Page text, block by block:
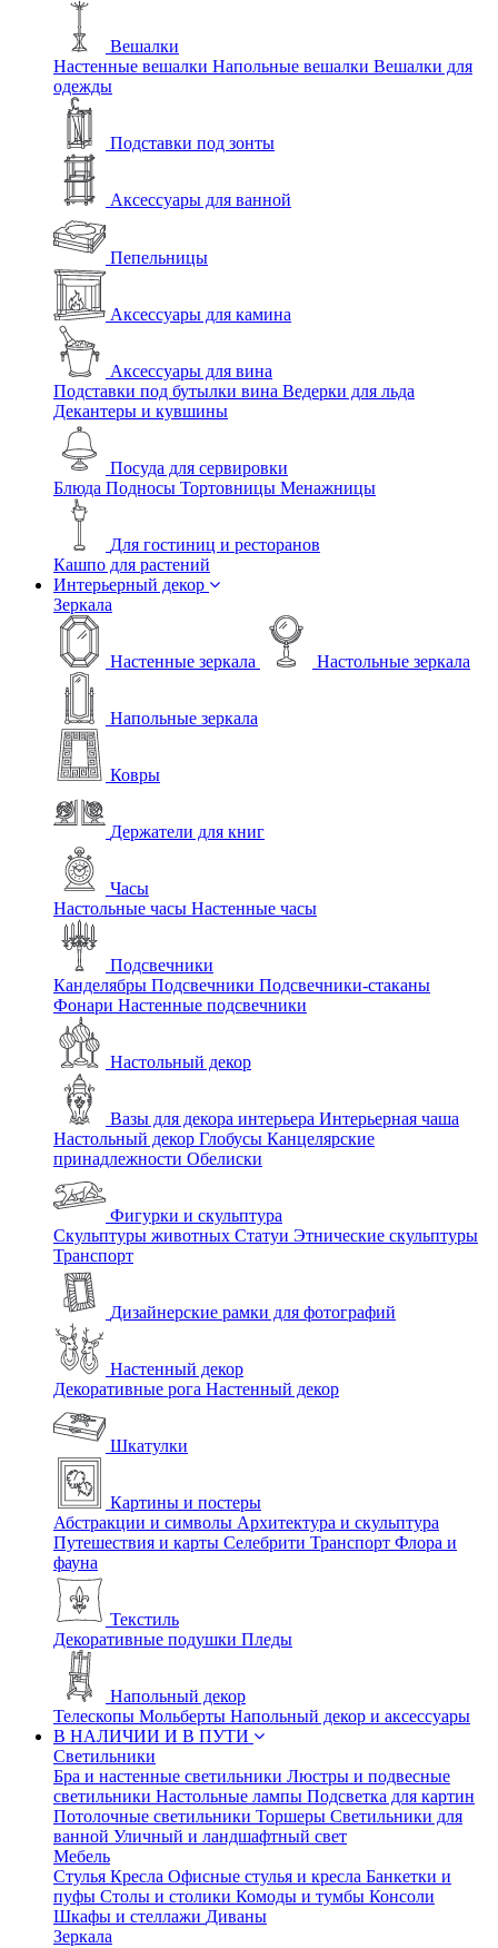
Вешалки
Настенные вешалки Напольные вешалки Вешалки для
одежды
Подставки под зонты
Аксессуары для ванной
Пепельницы
Аксессуары для камина
Аксессуары для вина
Подставки под бутылки вина Ведерки для льда
Декантеры и кувшины
Посуда для сервировки
Блюда Подносы Тортовницы Менажницы
Для гостиниц и ресторанов
Кашпо для растений
Интерьерный декор
Зеркала
Настенные зеркала Настольные зеркала
Напольные зеркала
Ковры
Держатели для книг
Часы
Настольные часы Настенные часы
Подсвечники
Канделябры Подсвечники Подсвечники-стаканы
Фонари Настенные подсвечники
Настольный декор
Вазы для декора интерьера Интерьерная чаша
Настольный декор Глобусы Канцелярские
принадлежности Обелиски
Фигурки и скульптура
Скульптуры животных Статуи Этнические скульптуры
Транспорт
Дизайнерские рамки для фотографий
Настенный декор
Декоративные рога Настенный декор
Шкатулки
Картины и постеры
Абстракции и символы Архитектура и скульптура
Путешествия и карты Селебрити Транспорт Флора и
фауна
Текстиль
Декоративные подушки Пледы
Напольный декор
Телескопы Мольберты Напольный декор и аксессуары
В НАЛИЧИИ И В ПУТИ
Светильники
Бра и настенные светильники Люстры и подвесные
светильники Настольные лампы Подсветка для картин
Потолочные светильники Торшеры Светильники для
ванной Уличный и ландшафтный свет
Мебель
Стулья Кресла Офисные стулья и кресла Банкетки и
пуфы Столы и столики Комоды и тумбы Консоли
Шкафы и стеллажи Диваны
Зеркала